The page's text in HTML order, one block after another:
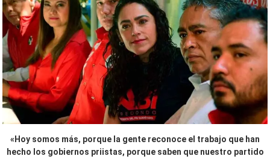
«Hoy somos más, porque la gente reconoce el trabajo que han
hecho los gobiernos priistas, porque saben que nuestro partido